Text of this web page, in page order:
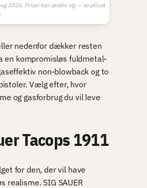
2026. Priser kan ændre sig — se aktuel
nedenfor dækker resten
en kompromisløs fuldmetal-
non-blowback og to
Vælg efter, hvor
og gasforbrug du vil leve
Tacops 1911
for den, der vil have
realisme. SIG SAUER